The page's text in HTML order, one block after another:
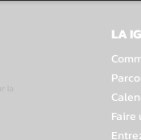
LA
Faire